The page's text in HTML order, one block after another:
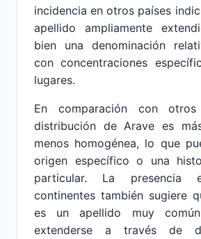
incidencia en otros países
apellido ampliamente
bien una denominación
con concentraciones
lugares.
En comparación con
distribución de Arave es
menos homogénea, lo que
origen específico o una
particular. La presencia
continentes también sugiere
es un apellido muy
extenderse a través de